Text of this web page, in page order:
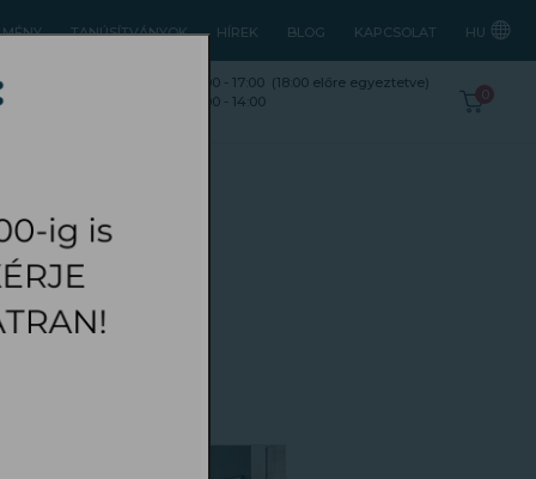
TANÚSÍTVÁNYOK HÍREK BLOG KAPCSOLAT HU
utca 200.
10:00 - 17:00 (18:00 előre egyeztetve)
10:00 - 14:00 0